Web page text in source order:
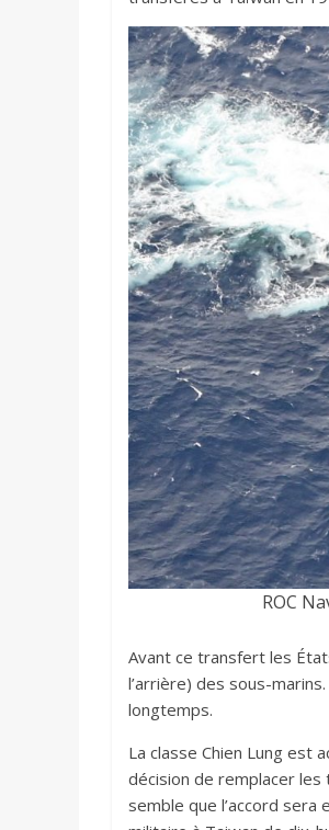
ROC
Avant ce transfert les
l’arrière) des sous-
longtemps.
La classe Chien Lung est
décision de remplacer
semble que l’accord sera